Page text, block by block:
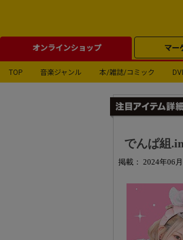
オンラインショップ マー
TOP 音楽ジャンル 本/雑誌/コミック
でんぱ組
掲載： 2024年06